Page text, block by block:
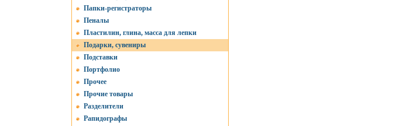
Папки-регистраторы
Пеналы
Пластилин, глина, масса для лепки
Подарки, сувениры
Подставки
Портфолио
Прочее
Прочие товары
Разделители
Рапидографы